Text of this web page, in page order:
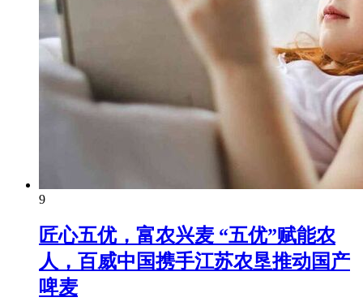
9
匠心五优，富农兴麦 “五优”赋能农
人，百威中国携手江苏农垦推动国产
啤麦